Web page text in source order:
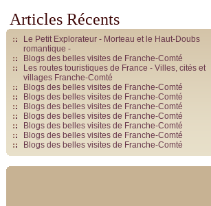
Articles Récents
Le Petit Explorateur - Morteau et le Haut-Doubs
romantique -
Blogs des belles visites de Franche-Comté
Les routes touristiques de France - Villes, cités et
villages Franche-Comté
Blogs des belles visites de Franche-Comté
Blogs des belles visites de Franche-Comté
Blogs des belles visites de Franche-Comté
Blogs des belles visites de Franche-Comté
Blogs des belles visites de Franche-Comté
Blogs des belles visites de Franche-Comté
Blogs des belles visites de Franche-Comté